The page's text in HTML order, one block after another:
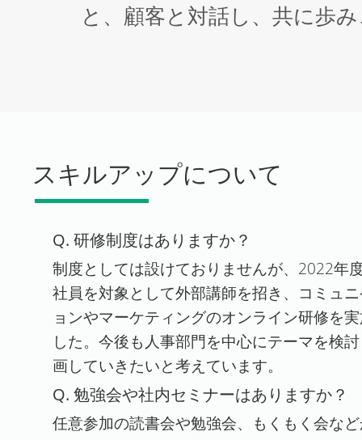
と、顧客と対話し、共に歩
スキルアップについて
Q. 研修制度はありますか？
制度としては設けておりませんが、2022年
社員を対象として外部講師を招き、コミュ
ョンやマーケティングのオンライン研修を
した。今後も人事部門を中心にテーマを検
画していきたいと考えています。
Q. 勉強会や社内セミナーはありますか？
任意参加の読書会や勉強会、もくもく会な